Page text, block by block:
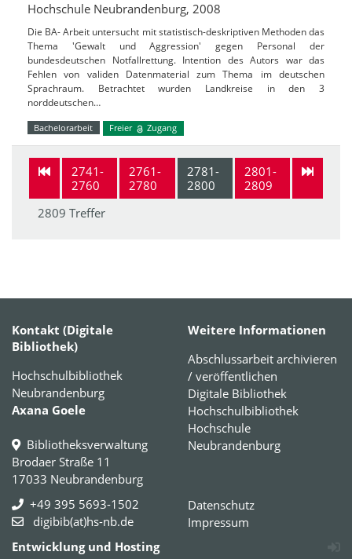
Hochschule Neubrandenburg, 2008
Die BA- Arbeit untersucht mit statistisch-deskriptiven Methoden das
Thema 'Gewalt und Aggression' gegen Personal der
bundesdeutschen Notfallrettung. Intention des Autors war das
Fehlen von validen Datenmaterial zum Thema im deutschen
Sprachraum. Betrachtet wurden Landkreise in den 3
norddeutschen…
Bachelorarbeit Freier Zugang
2741-
2760
2761-
2780
2781-
2800
2801-
2809
2809 Treffer
Kontakt (Digitale
Bibliothek)
Hochschulbibliothek
Neubrandenburg
Axana Goele
Bibliotheksverwaltung
Brodaer Straße 11
17033 Neubrandenburg
+49 395 5693-1502
digibib(at)hs-nb.de
Weitere Informationen
Abschlussarbeit archivieren
/ veröffentlichen
Digitale Bibliothek
Hochschulbibliothek
Hochschule
Neubrandenburg
Datenschutz
Impressum
Entwicklung und Hosting